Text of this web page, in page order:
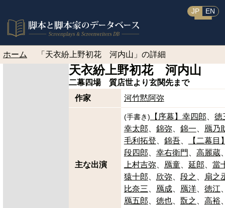
JP EN
ホーム 「天衣紛上野初花 河内山」の詳細
天衣紛上野初花 河内山
二幕四場 質店世より玄関先まで
作家
河竹黙阿弥
主な出演
(手書き ) 【序幕】幸四郎
徳
幸太郎
錦弥 錦一
鴈乃
毛利拓登
錦吾
【二幕目
段四郎
幸右衛門
高麗蔵
上村吉弥
鴈童 延郎
當
猿十郎
欣弥 段之
扇之
比奈三
鴈成 鴈洋
徳江
鴈五郎
徳也 翫之
高裕